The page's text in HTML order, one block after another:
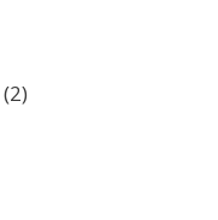
(2)